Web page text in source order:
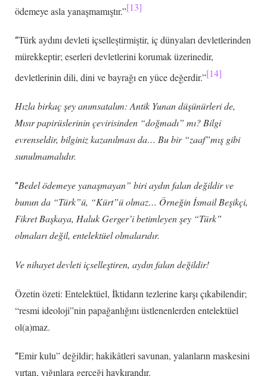
ödemeye asla yanaşmamıştır.”[13]
“Türk aydını devleti içselleştirmiştir, iç dünyaları devletlerinden
mürekkeptir; eserleri devletlerini korumak üzerinedir,
devletlerinin dili, dini ve bayrağı en yüce değerdir.”[14]
Hızla birkaç şey anımsatalım: Antik Yunan düşünürleri de,
Mısır papirüslerinin çevirisinden “doğmadı” mı? Bilgi
evrenseldir, bilginiz kazanılması da… Bu bir “zaaf”mış gibi
sunulmamalıdır.
“Bedel ödemeye yanaşmayan” biri aydın falan değildir ve
bunun da “Türk”ü, “Kürt”ü olmaz… Örneğin İsmail Beşikçi,
Fikret Başkaya, Haluk Gerger’i betimleyen şey “Türk”
olmaları değil, entelektüel olmalarıdır.
Ve nihayet devleti içselleştiren, aydın falan değildir!
Özetin özeti: Entelektüel, İktidarın tezlerine karşı çıkabilendir;
“resmi ideoloji”nin papağanlığını üstlenenlerden entelektüel
ol(a)maz.
“Emir kulu” değildir; hakikâtleri savunan, yalanların maskesini
yırtan, yığınlara gerçeği haykırandır.